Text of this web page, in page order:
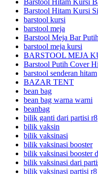
Barstool Hitam Kursi
Barstool Hitam Kursi
barstool kursi
barstool meja
Barstool Meja Bar
barstool meja kursi
BARSTOOL MEJA
Barstool Putih Cover
barstool senderan hitam
BAZAR TENT
bean bag
bean bag warna warni
beanbag
bilik ganti dari partisi r8
bilik vaksin
bilik vaksinasi
bilik vaksinasi booster
bilik vaksinasi booster
bilik vaksinasi dari
bilik vaksinasi partisi r8